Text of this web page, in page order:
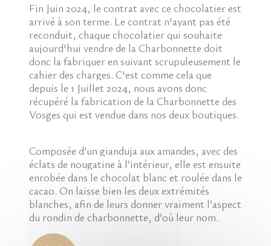
Fin Juin 2024, le contrat avec ce chocolatier est
arrivé à son terme. Le contrat n'ayant pas été
reconduit, chaque chocolatier qui souhaite
aujourd'hui vendre de la Charbonnette doit
donc la fabriquer en suivant scrupuleusement le
cahier des charges. C'est comme cela que
depuis le 1 Juillet 2024, nous avons donc
récupéré la fabrication de la Charbonnette des
Vosges qui est vendue dans nos deux boutiques.
Composée d’un gianduja aux amandes, avec des
éclats de nougatine à l’intérieur, elle est ensuite
enrobée dans le chocolat blanc et roulée dans le
cacao. On laisse bien les deux extrémités
blanches, afin de leurs donner vraiment l’aspect
du rondin de charbonnette, d’où leur nom.